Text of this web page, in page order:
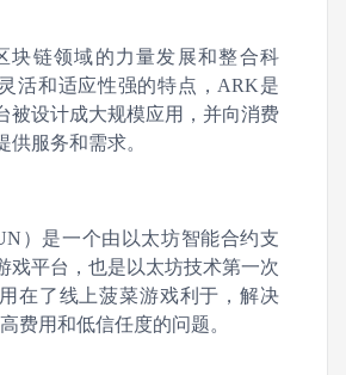
块链领域的力量发展和整合科
活和适应性强的特点，ARK是
被设计成大规模应用，并向消费
供服务和需求。
）是一个由以太坊智能合约支
戏平台，也是以太坊技术第一次
在了线上菠菜游戏利于，解决
费用和低信任度的问题。